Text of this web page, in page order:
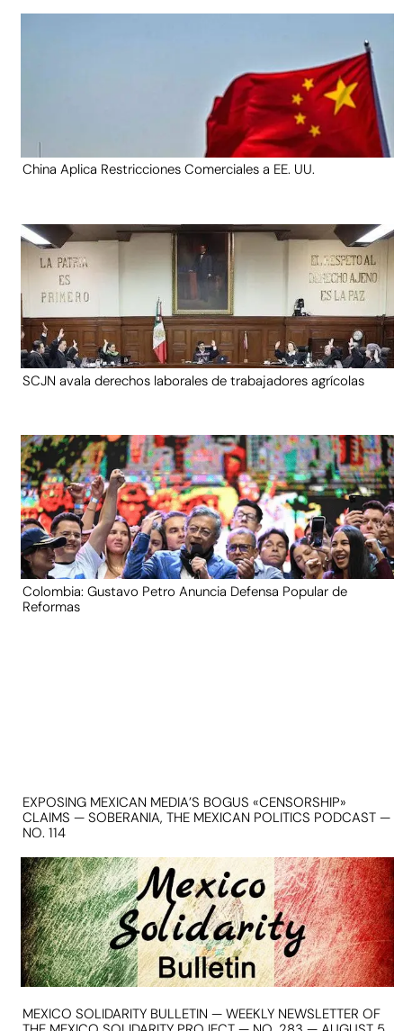
China Aplica Restricciones Comerciales a EE. UU.
SCJN avala derechos laborales de trabajadores agrícolas
Colombia: Gustavo Petro Anuncia Defensa Popular de
Reformas
EXPOSING MEXICAN MEDIA’S BOGUS «CENSORSHIP»
CLAIMS — SOBERANIA, THE MEXICAN POLITICS PODCAST —
NO. 114
MEXICO SOLIDARITY BULLETIN — WEEKLY NEWSLETTER OF